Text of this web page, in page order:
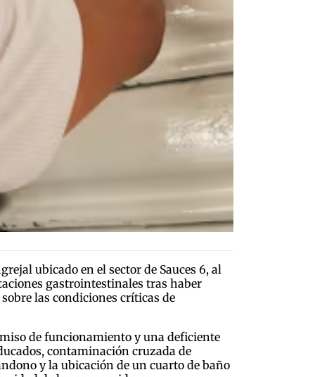
ubicado en el sector de Sauces 6, al
gastrointestinales tras haber
las condiciones críticas de
de funcionamiento y una deficiente
contaminación cruzada de
y la ubicación de un cuarto de baño